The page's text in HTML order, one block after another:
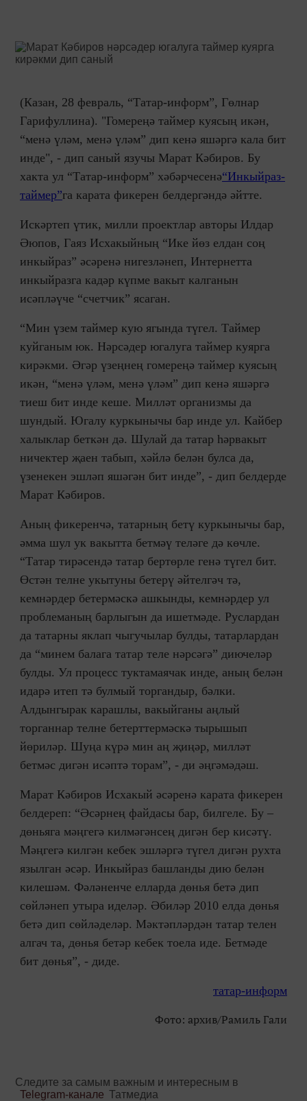
(Казан, 28 февраль, “Татар-информ”, Гөлнар
Гарифуллина). "Гомереңә таймер куясың икән,
“менә үләм, менә үләм” дип кенә яшәргә кала бит
инде", - дип саный язучы Марат Кәбиров. Бу
хакта ул “Татар-информ” хәбәрчесенә“Инкыйраз-
таймер”га карата фикерен белдергәндә әйтте.
Искәртеп үтик, милли проектлар авторы Илдар
Әюпов, Гаяз Исхакыйның “Ике йөз елдан соң
инкыйраз” әсәренә нигезләнеп, Интернетта
инкыйразга кадәр күпме вакыт калганын
исәпләүче “счетчик” ясаган.
“Мин үзем таймер кую ягында түгел. Таймер
куйганым юк. Нәрсәдер югалуга таймер куярга
кирәкми. Әгәр үзеңнең гомереңә таймер куясың
икән, “менә үләм, менә үләм” дип кенә яшәргә
тиеш бит инде кеше. Милләт организмы да
шундый. Югалу куркынычы бар инде ул. Кайбер
халыклар беткән дә. Шулай да татар һәрвакыт
ничектер җаен табып, хәйлә белән булса да,
үзенекен эшләп яшәгән бит инде”, - дип белдерде
Марат Кәбиров.
Аның фикеренчә, татарның бетү куркынычы бар,
әмма шул ук вакытта бетмәү теләге дә көчле.
“Татар тирәсендә татар бертөрле генә түгел бит.
Өстән телне укытуны бетерү әйтелгәч тә,
кемнәрдер бетермәскә ашкынды, кемнәрдер ул
проблеманың барлыгын да ишетмәде. Руслардан
да татарны яклап чыгучылар булды, татарлардан
да “минем балага татар теле нәрсәгә” диючеләр
булды. Ул процесс туктамаячак инде, аның белән
идарә итеп тә булмый торгандыр, бәлки.
Алдынгырак карашлы, вакыйганы аңлый
торганнар телне бетерттермәскә тырышып
йөриләр. Шуңа күрә мин аң җиңәр, милләт
бетмәс дигән исәптә торам”, - ди әңгәмәдәш.
Марат Кәбиров Исхакый әсәренә карата фикерен
белдереп: “Әсәрнең файдасы бар, билгеле. Бу –
дөньяга мәңгегә килмәгәнсең дигән бер кисәтү.
Мәңгегә килгән кебек эшләргә түгел дигән рухта
язылган әсәр. Инкыйраз башланды дию белән
килешәм. Фәләненче елларда дөнья бетә дип
сөйләнеп утыра иделәр. Әбиләр 2010 елда дөнья
бетә дип сөйләделәр. Мәктәпләрдән татар телен
алгач та, дөнья бетәр кебек тоела иде. Бетмәде
бит дөнья”, - диде.
татар-информ
Фото: архив/Рамиль Гали
Следите за самым важным и интересным в
Telegram-канале Татмедиа